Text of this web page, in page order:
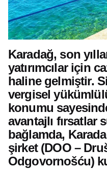
Karadağ, son
yatırımcılar için
haline gelmiştir.
vergisel
konumu
avantajlı fırsatlar
bağlamda,
şirket (DOO –
Odgovornošću)